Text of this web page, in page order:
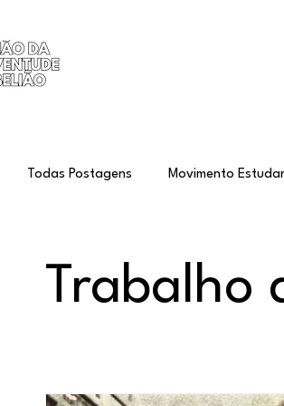
Todas Postagens Movimento
Che Guevara Memória,
Trabalho